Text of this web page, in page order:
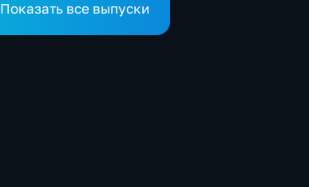
Показать все выпуски